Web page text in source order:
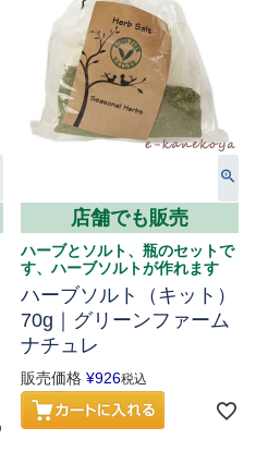
店舗でも販売
ハーブとソルト、瓶のセットで
す、ハーブソルトが作れます
ハーブソルト（キット）
70g｜グリーンファーム
ナチュレ
販売価格 ¥926税込